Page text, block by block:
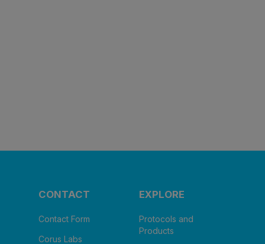
CONTACT
Contact Form
Corus Labs
EXPLORE
Protocols and
Products